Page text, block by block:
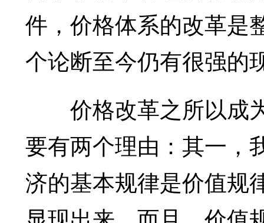
件，价格体系的改革是
个论断至今仍有很强的
价格改革之所以成
要有两个理由：其一，
济的基本规律是价值规